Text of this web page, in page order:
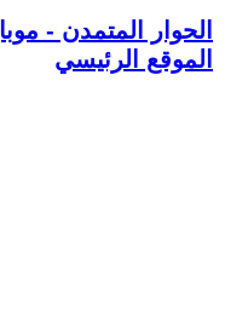
الحوار المتمدن -
الموقع الرئيسي